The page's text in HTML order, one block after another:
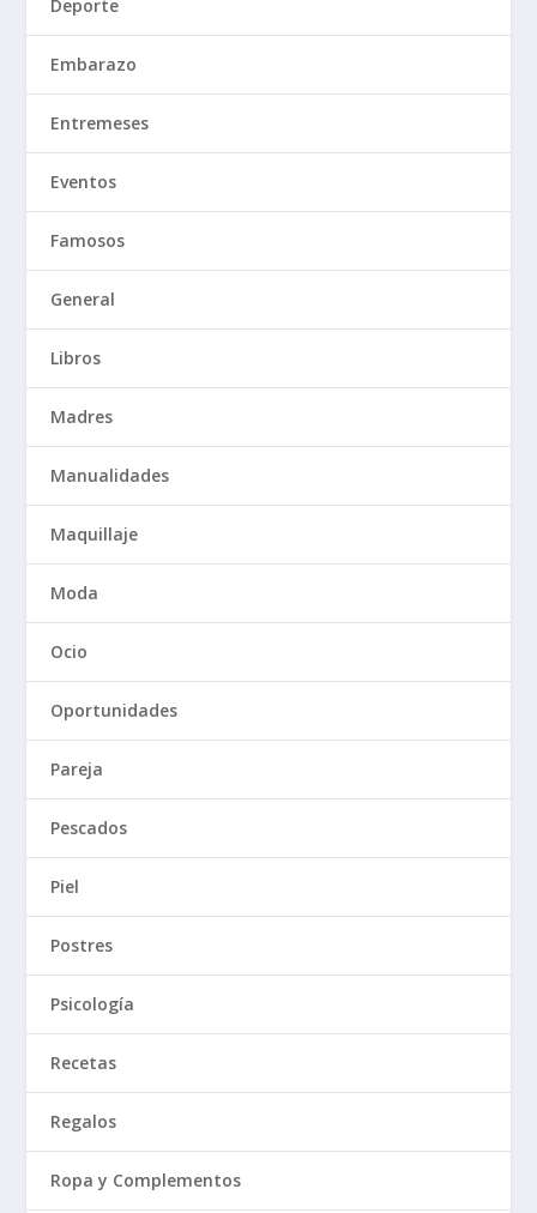
Deporte
Embarazo
Entremeses
Eventos
Famosos
General
Libros
Madres
Manualidades
Maquillaje
Moda
Ocio
Oportunidades
Pareja
Pescados
Piel
Postres
Psicología
Recetas
Regalos
Ropa y Complementos